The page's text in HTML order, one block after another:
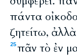
πάντα
ζητείτω,
25πᾶν τὸ ἐν